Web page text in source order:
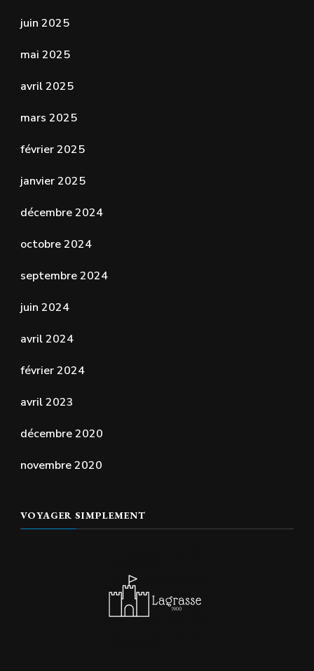
juin 2025
mai 2025
avril 2025
mars 2025
février 2025
janvier 2025
décembre 2024
octobre 2024
septembre 2024
juin 2024
avril 2024
février 2024
avril 2023
décembre 2020
novembre 2020
VOYAGER SIMPLEMENT